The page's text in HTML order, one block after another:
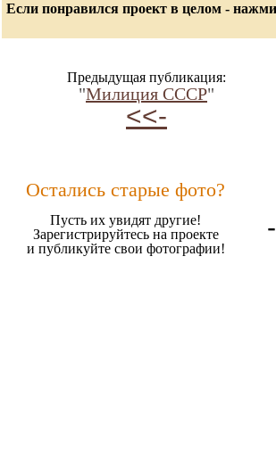
Если понравился проект в целом -
Предыдущая публикация:
"Милиция СССР"
<<-
Остались старые фото?
Пусть их увидят другие!
Зарегистрируйтесь на проекте
и публикуйте свои фотографии!